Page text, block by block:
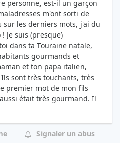
personne, est-il un garçon
m'ont sorti de
les derniers mots, j'ai du
Je suis (presque)
dans ta Touraine natale,
gourmands et
et ton papa italien,
sont très touchants, très
premier mot de mon fils
était très gourmand. Il
Signaler un abus